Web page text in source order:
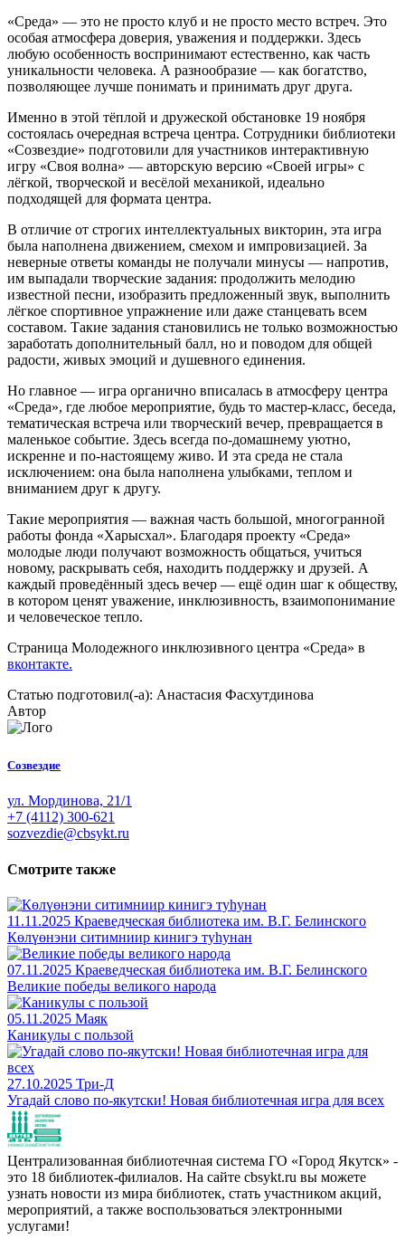
«Среда» — это не просто клуб и не просто место встреч. Это
особая атмосфера доверия, уважения и поддержки. Здесь
любую особенность воспринимают естественно, как часть
уникальности человека. А разнообразие — как богатство,
позволяющее лучше понимать и принимать друг друга.
Именно в этой тёплой и дружеской обстановке 19 ноября
состоялась очередная встреча центра. Сотрудники библиотеки
«Созвездие» подготовили для участников интерактивную
игру «Своя волна» — авторскую версию «Своей игры» с
лёгкой, творческой и весёлой механикой, идеально
подходящей для формата центра.
В отличие от строгих интеллектуальных викторин, эта игра
была наполнена движением, смехом и импровизацией. За
неверные ответы команды не получали минусы — напротив,
им выпадали творческие задания: продолжить мелодию
известной песни, изобразить предложенный звук, выполнить
лёгкое спортивное упражнение или даже станцевать всем
составом. Такие задания становились не только возможностью
заработать дополнительный балл, но и поводом для общей
радости, живых эмоций и душевного единения.
Но главное — игра органично вписалась в атмосферу центра
«Среда», где любое мероприятие, будь то мастер-класс, беседа,
тематическая встреча или творческий вечер, превращается в
маленькое событие. Здесь всегда по-домашнему уютно,
искренне и по-настоящему живо. И эта среда не стала
исключением: она была наполнена улыбками, теплом и
вниманием друг к другу.
Такие мероприятия — важная часть большой, многогранной
работы фонда «Харысхал». Благодаря проекту «Среда»
молодые люди получают возможность общаться, учиться
новому, раскрывать себя, находить поддержку и друзей. А
каждый проведённый здесь вечер — ещё один шаг к обществу,
в котором ценят уважение, инклюзивность, взаимопонимание
и человеческое тепло.
Страница Молодежного инклюзивного центра «Среда» в
вконтакте.
Статью подготовил(-а): Анастасия Фасхутдинова
Автор
Созвездие
ул. Мординова, 21/1
+7 (4112) 300-621
sozvezdie@cbsykt.ru
Смотрите также
11.11.2025 Краеведческая библиотека им. В.Г. Белинского
Көлүөнэни ситимниир кинигэ туһунан
07.11.2025 Краеведческая библиотека им. В.Г. Белинского
Великие победы великого народа
05.11.2025 Маяк
Каникулы с пользой
27.10.2025 Три-Д
Угадай слово по-якутски! Новая библиотечная игра для всех
Централизованная библиотечная система ГО «Город Якутск» -
это 18 библиотек-филиалов. На сайте cbsykt.ru вы можете
узнать новости из мира библиотек, стать участником акций,
мероприятий, а также воспользоваться электронными
услугами!